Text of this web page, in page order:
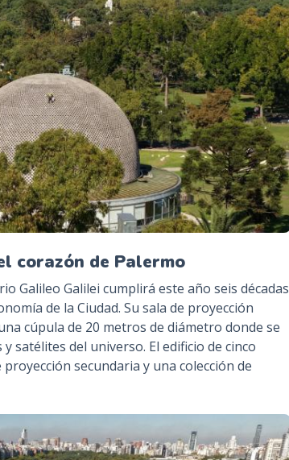
corazón de Palermo
Galileo Galilei cumplirá este año seis décadas
de la Ciudad. Su sala de proyección
cúpula de 20 metros de diámetro donde se
satélites del universo. El edificio de cinco
secundaria y una colección de